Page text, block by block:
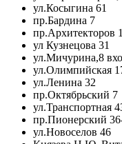
ул.Косыгина 61
пр.Бардина 7
пр.Архитекторов
ул Кузнецова 31
ул.Мичурина,8
ул.Олимпийская
ул.Ленина 32
пр.Октябрьский 7
ул.Транспортная
пр.Пионерский
ул.Новоселов 46